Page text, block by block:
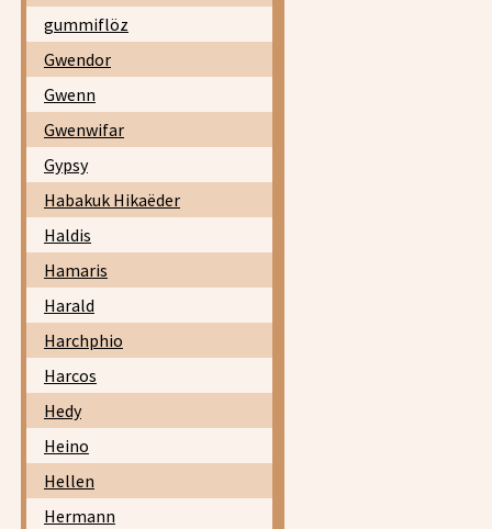
gummiflöz
Gwendor
Gwenn
Gwenwifar
Gypsy
Habakuk Hikaëder
Haldis
Hamaris
Harald
Harchphio
Harcos
Hedy
Heino
Hellen
Hermann